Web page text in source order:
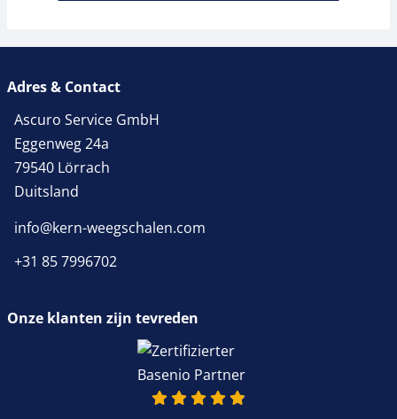
Adres & Contact
Ascuro Service GmbH
Eggenweg 24a
79540 Lörrach
Duitsland
info@kern-weegschalen.com
+31 85 7996702
Onze klanten zijn tevreden
4.9 van 5